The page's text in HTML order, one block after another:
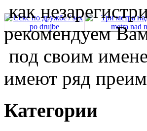
как
рекомендуем
под своим
имеют ряд
Категории